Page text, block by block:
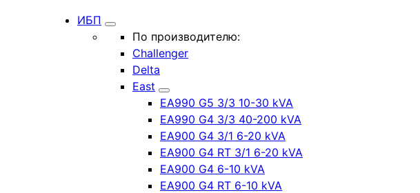
ИБП
По производителю:
Challenger
Delta
East
EA990 G5 3/3 10-30 kVA
EA990 G4 3/3 40-200 kVA
EA900 G4 3/1 6-20 kVA
EA900 G4 RT 3/1 6-20 kVA
EA900 G4 6-10 kVA
EA900 G4 RT 6-10 kVA